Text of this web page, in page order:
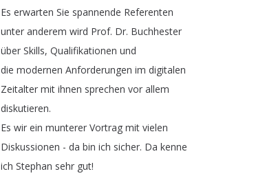
Es erwarten Sie spannende Referenten
unter anderem wird Prof. Dr. Buchhester
über Skills, Qualifikationen und
die modernen Anforderungen im digitalen
Zeitalter mit ihnen sprechen vor allem
diskutieren.
Es wir ein munterer Vortrag mit vielen
Diskussionen - da bin ich sicher. Da kenne
ich Stephan sehr gut!